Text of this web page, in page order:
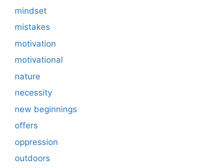
mindset
mistakes
motivation
motivational
nature
necessity
new beginnings
offers
oppression
outdoors